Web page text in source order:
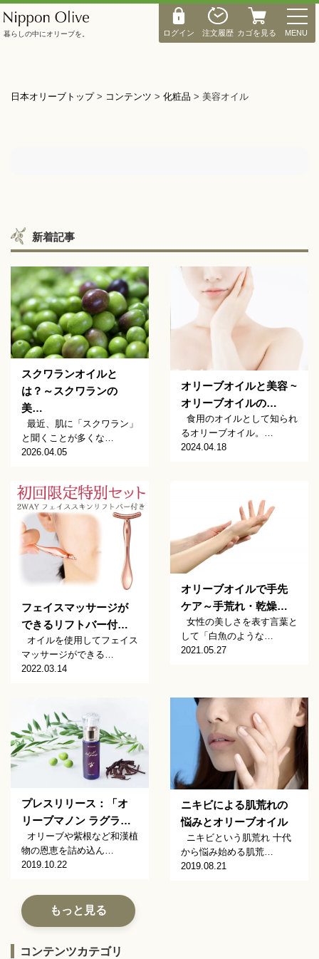
ログイン 注文履歴 カゴを見る
M
E
N
MENU
暮らしの中にオリーブを。
日本オリーブトップ> コンテンツ > 化粧品 > 美容オイル
新着記事
スクワランオイルと
は？～スクワランの
美…
最近、肌に「スクワラン」
と聞くことが多くな…
2026.04.05
オリーブオイルと美容 ~
オリーブオイルの…
食用のオイルとして知られ
るオリーブオイル。…
2024.04.18
フェイスマッサージが
できるリフトバー付…
オイルを使用してフェイス
マッサージができる…
2022.03.14
オリーブオイルで手先
ケア～手荒れ・乾燥…
女性の美しさを表す言葉と
して「白魚のような…
2021.05.27
プレスリリース：「オ
リーブマノン ラグラ…
オリーブや紫根など和漢植
物の恩恵を詰め込ん…
2019.10.22
ニキビによる肌荒れの
悩みとオリーブオイル
ニキビという肌荒れ 十代
から悩み始める肌荒…
2019.08.21
もっと見る
コンテンツカテゴリ